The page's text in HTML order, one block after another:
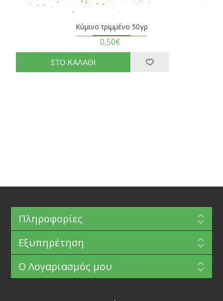
Κύμινο τριμμένο 50γρ
0,50€
Πληροφορίες
Εξυπηρέτηση
Ο Λογαριασμός μου